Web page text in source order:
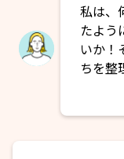
私は、
たよう
いか！
ちを整